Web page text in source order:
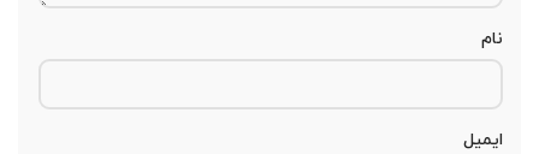
نام
ایمیل